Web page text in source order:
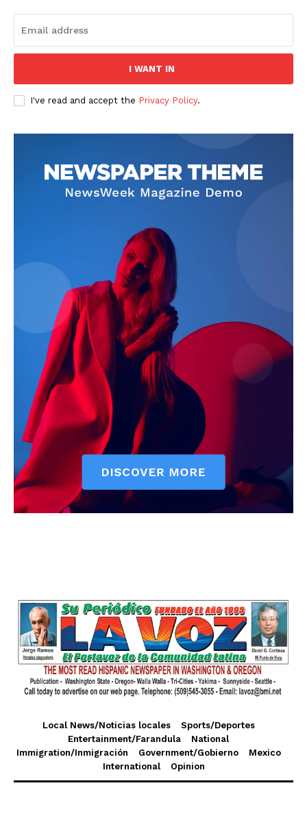
I WANT IN
I've read and accept the Privacy Policy.
Local News/Noticias locales
Sports/Deportes
Entertainment/Farandula
National
Immigration/Inmigración
Government/Gobierno
Mexico
International
Opinion